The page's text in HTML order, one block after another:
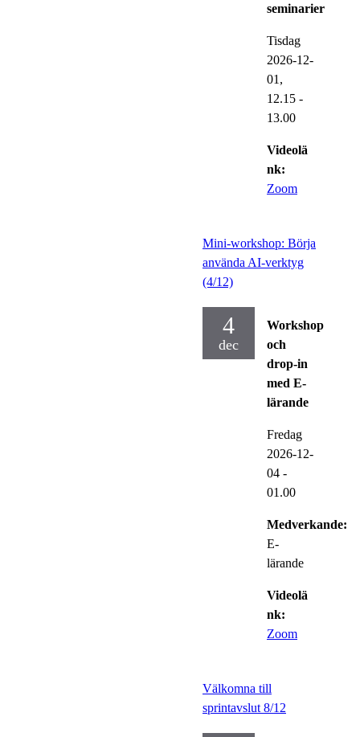
seminarier
Tisdag
2026-12-
01,
12.15 -
13.00
Videolä
nk:
Zoom
Mini-workshop: Börja
använda AI-verktyg
(4/12)
4
dec
Workshop
och
drop-in
med E-
lärande
Fredag
2026-12-
04 -
01.00
Medverkande:
E-
lärande
Videolä
nk:
Zoom
Välkomna till
sprintavslut 8/12